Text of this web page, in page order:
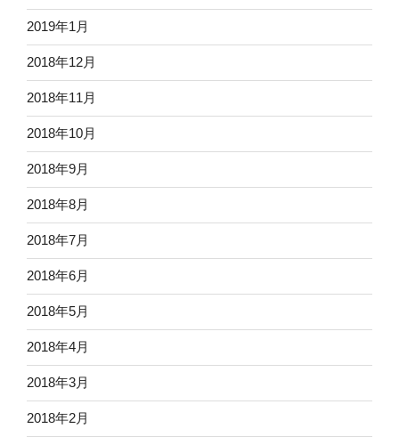
2019年1月
2018年12月
2018年11月
2018年10月
2018年9月
2018年8月
2018年7月
2018年6月
2018年5月
2018年4月
2018年3月
2018年2月